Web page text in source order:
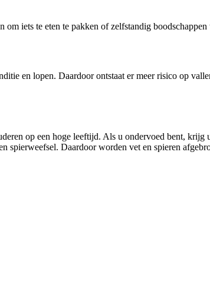
iets te eten te pakken of zelfstandig
en lopen. Daardoor ontstaat er meer risico op
op een hoge leeftijd. Als u ondervoed bent,
spierweefsel. Daardoor worden vet en spieren